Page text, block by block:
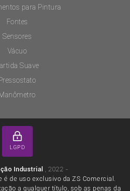
para Pintura
Fontes
Sensores
Vácuo
Suave
Pressostato
LGPD
Industrial , 2022 -
é de uso exclusivo da ZS Comercial.
a qualquer título, sob as penas da